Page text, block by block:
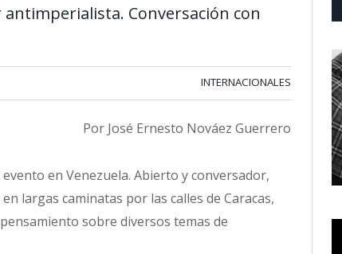
Conversación con
INTERNACIONALES
Por José Ernesto Nováez Guerrero
en Venezuela. Abierto y conversador,
largas caminatas por las calles de Caracas,
sobre diversos temas de